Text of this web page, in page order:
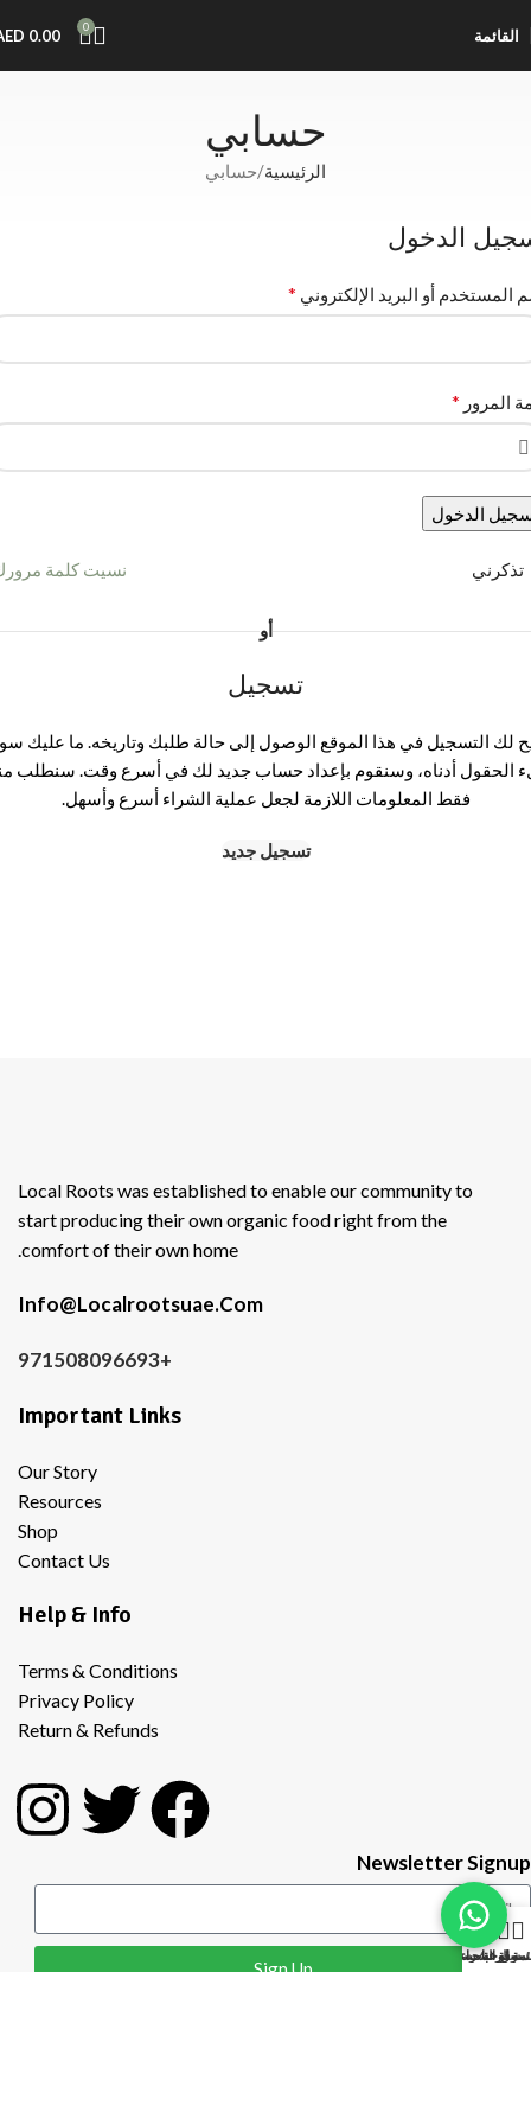
القائمة 0
0.00
حسابي
الرئيسية حسابي
الدخول
المستخدم أو البريد الإلكتروني *
المرور *
الدخول
نسيت كلمة تذكرني
أو
تسجيل
لك التسجيل في هذا الموقع الوصول إلى حالة طلبك وتاريخه. ما عليك
الحقول أدناه، وسنقوم بإعداد حساب جديد لك في أسرع وقت. سنطلب
فقط المعلومات اللازمة لجعل عملية الشراء أسرع وأسهل.
تسجيل جديد
Local Roots was established to enable our community to
start producing their own organic food right from the
comfort of their own home.
Info@Localrootsuae.Com
+971508096693
Important Links
Our Story
Resources
Shop
Contact Us
Help & Info
Terms & Conditions
Privacy Policy
Return & Refunds
Newsletter Signup
Sign Up
الرغبات
0
سلة الشراء
لوحة حسابي